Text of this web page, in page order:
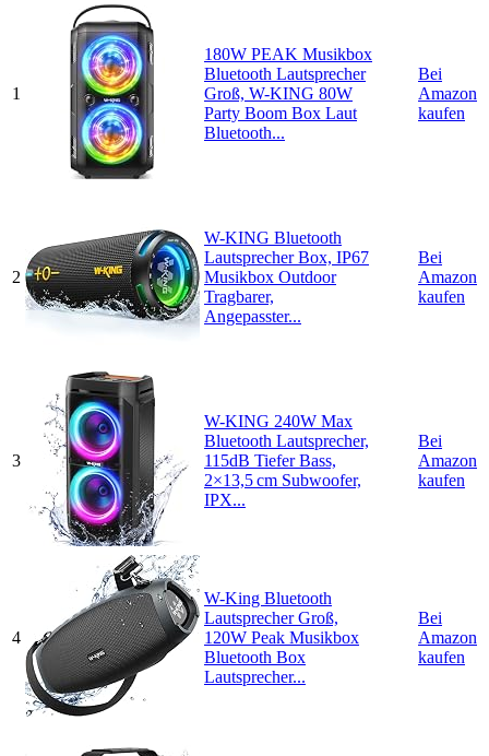
1
180W PEAK Musikbox
Bluetooth Lautsprecher
Groß, W-KING 80W
Party Boom Box Laut
Bluetooth...
Bei
Amazon
kaufen
2
W-KING Bluetooth
Lautsprecher Box, IP67
Musikbox Outdoor
Tragbarer,
Angepasster...
Bei
Amazon
kaufen
3
W-KING 240W Max
Bluetooth Lautsprecher,
115dB Tiefer Bass,
2×13,5 cm Subwoofer,
IPX...
Bei
Amazon
kaufen
4
W-King Bluetooth
Lautsprecher Groß,
120W Peak Musikbox
Bluetooth Box
Lautsprecher...
Bei
Amazon
kaufen